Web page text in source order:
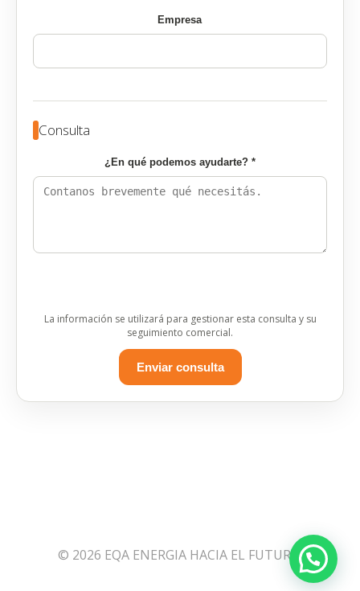
Empresa
Consulta
¿En qué podemos ayudarte? *
La información se utilizará para gestionar esta consulta y su
seguimiento comercial.
Enviar consulta
© 2026 EQA ENERGIA HACIA EL FUTURO.